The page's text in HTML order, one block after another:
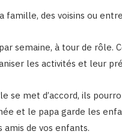
famille, des voisins ou
semaine, à tour de rôle.
les activités et leur
se met d’accord, ils
et le papa garde les
amis de vos enfants.